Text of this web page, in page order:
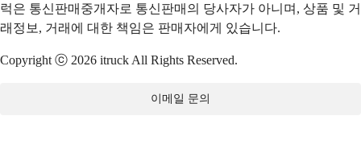
럭은 통신판매중개자로 통신판매의 당사자가 아니며, 상품 및 거
래정보, 거래에 대한 책임은 판매자에게 있습니다.
Copyright ⓒ 2026 itruck All Rights Reserved.
이메일 문의